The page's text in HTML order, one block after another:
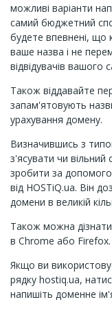
можливі варіанти
самий бюджетний
будете впевнені, що
ваше назва і не
відвідувачів вашого
Також віддавайте
запам'ятовують
урахування домену.
Визначившись з
з'ясувати чи
зробити за
від HOSTiQ.ua. Він
домени в великій
Також можна
в Chrome або Firefox.
Якщо ви
рядку hostiq.ua,
напишіть доменне